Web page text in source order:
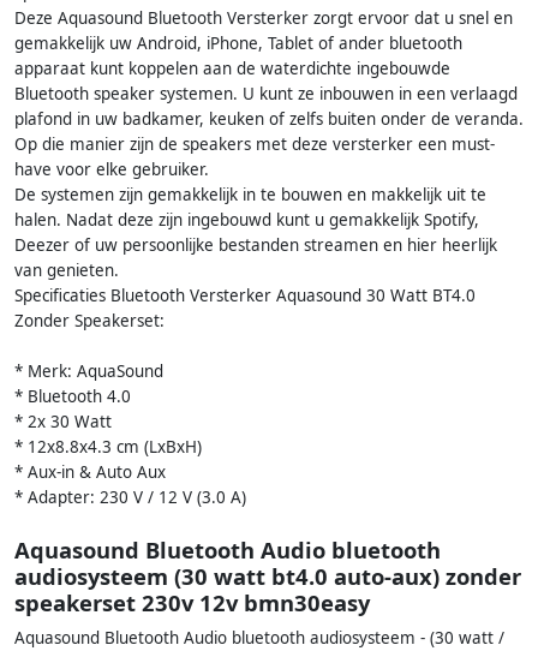
Deze Aquasound Bluetooth Versterker zorgt ervoor dat u snel en
gemakkelijk uw Android, iPhone, Tablet of ander bluetooth
apparaat kunt koppelen aan de waterdichte ingebouwde
Bluetooth speaker systemen. U kunt ze inbouwen in een verlaagd
plafond in uw badkamer, keuken of zelfs buiten onder de veranda.
Op die manier zijn de speakers met deze versterker een must-
have voor elke gebruiker.
De systemen zijn gemakkelijk in te bouwen en makkelijk uit te
halen. Nadat deze zijn ingebouwd kunt u gemakkelijk Spotify,
Deezer of uw persoonlijke bestanden streamen en hier heerlijk
van genieten.
Specificaties Bluetooth Versterker Aquasound 30 Watt BT4.0
Zonder Speakerset:
* Merk: AquaSound
* Bluetooth 4.0
* 2x 30 Watt
* 12x8.8x4.3 cm (LxBxH)
* Aux-in & Auto Aux
* Adapter: 230 V / 12 V (3.0 A)
Aquasound Bluetooth Audio bluetooth
audiosysteem (30 watt bt4.0 auto-aux) zonder
speakerset 230v 12v bmn30easy
Aquasound Bluetooth Audio bluetooth audiosysteem - (30 watt /